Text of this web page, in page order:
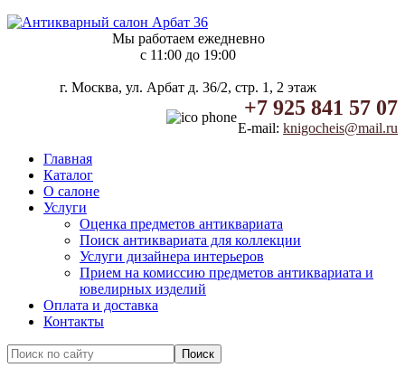
Мы работаем ежедневно
c 11:00 до 19:00
г. Москва, ул. Арбат д. 36/2, стр. 1, 2 этаж
+7 925 841 57 07
E-mail: knigocheis@mail.ru
Главная
Каталог
О салоне
Услуги
Оценка предметов антиквариата
Поиск антиквариата для коллекции
Услуги дизайнера интерьеров
Прием на комиссию предметов антиквариата и
ювелирных изделий
Оплата и доставка
Контакты